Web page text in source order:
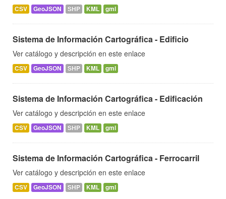
CSV GeoJSON SHP KML gml
Sistema de Información Cartográfica - Edificio
Ver catálogo y descripción en este enlace
CSV GeoJSON SHP KML gml
Sistema de Información Cartográfica - Edificación
Ver catálogo y descripción en este enlace
CSV GeoJSON SHP KML gml
Sistema de Información Cartográfica - Ferrocarril
Ver catálogo y descripción en este enlace
CSV GeoJSON SHP KML gml